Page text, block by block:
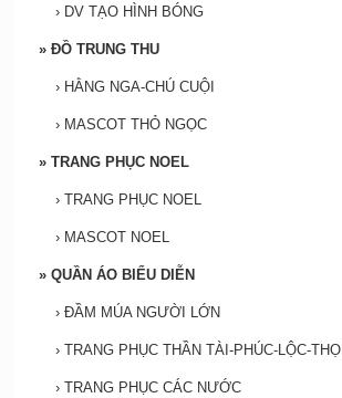
› DV TẠO HÌNH BÓNG
» ĐỒ TRUNG THU
› HẰNG NGA-CHÚ CUỘI
› MASCOT THỎ NGỌC
» TRANG PHỤC NOEL
› TRANG PHỤC NOEL
› MASCOT NOEL
» QUẦN ÁO BIỂU DIỄN
› ĐẦM MÚA NGƯỜI LỚN
› TRANG PHỤC THẦN TÀI-PHÚC-LỘC-THỌ
› TRANG PHỤC CÁC NƯỚC